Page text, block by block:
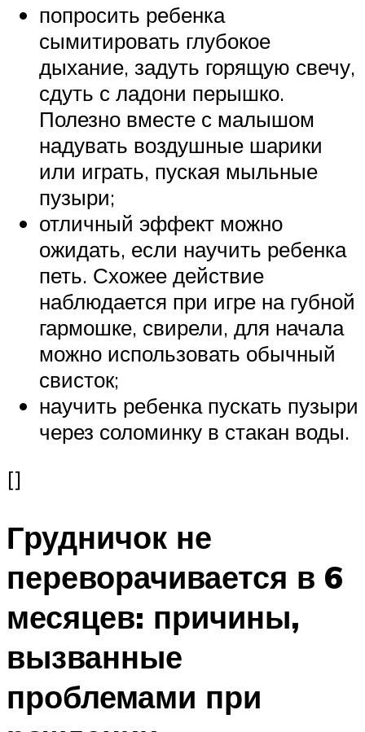
попросить ребенка
сымитировать глубокое
дыхание, задуть горящую свечу,
сдуть с ладони перышко.
Полезно вместе с малышом
надувать воздушные шарики
или играть, пуская мыльные
пузыри;
отличный эффект можно
ожидать, если научить ребенка
петь. Схожее действие
наблюдается при игре на губной
гармошке, свирели, для начала
можно использовать обычный
свисток;
научить ребенка пускать пузыри
через соломинку в стакан воды.
[]
Грудничок не
переворачивается в 6
месяцев: причины,
вызванные
проблемами при